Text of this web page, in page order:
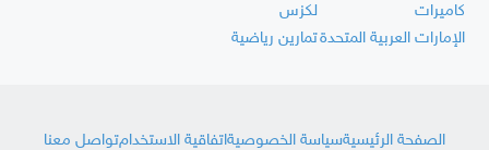
كاميرات
لكزس
الإمارات العربية المتحدةتمارين رياضية
الصفحة الرئيسيةسياسة الخصوصيةاتفاقية الاستخدامتواصل معنا